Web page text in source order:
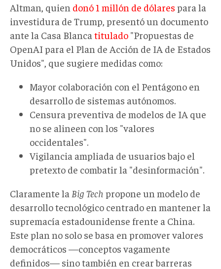
Altman, quien donó 1 millón de dólares para la
investidura de Trump, presentó un documento
ante la Casa Blanca titulado "Propuestas de
OpenAI para el Plan de Acción de IA de Estados
Unidos", que sugiere medidas como:
Mayor colaboración con el Pentágono en
desarrollo de sistemas autónomos.
Censura preventiva de modelos de IA que
no se alineen con los "valores
occidentales".
Vigilancia ampliada de usuarios bajo el
pretexto de combatir la "desinformación".
Claramente la Big Tech propone un modelo de
desarrollo tecnológico centrado en mantener la
supremacía estadounidense frente a China.
Este plan no solo se basa en promover valores
democráticos —conceptos vagamente
definidos— sino también en crear barreras